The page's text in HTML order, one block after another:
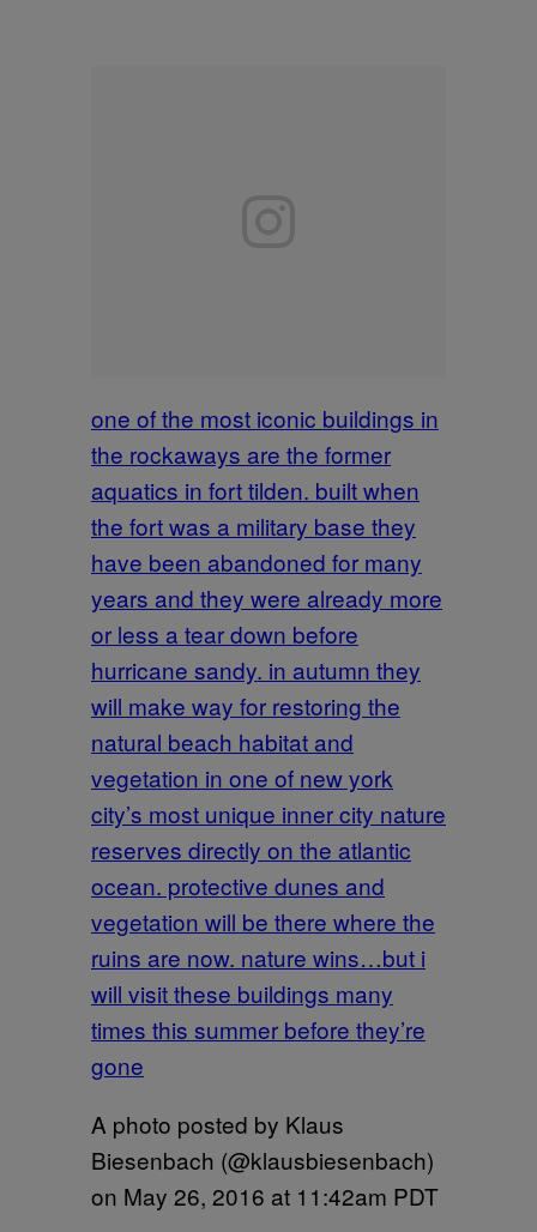
one of the most iconic buildings in
the rockaways are the former
aquatics in fort tilden. built when
the fort was a military base they
have been abandoned for many
years and they were already more
or less a tear down before
hurricane sandy. in autumn they
will make way for restoring the
natural beach habitat and
vegetation in one of new york
city’s most unique inner city nature
reserves directly on the atlantic
ocean. protective dunes and
vegetation will be there where the
ruins are now. nature wins…but i
will visit these buildings many
times this summer before they’re
gone
A photo posted by Klaus
Biesenbach (@klausbiesenbach)
on May 26, 2016 at 11:42am PDT